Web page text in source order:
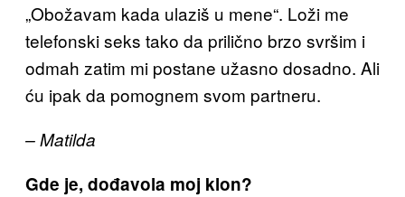
„Obožavam kada ulaziš u mene“. Loži me
telefonski seks tako da prilično brzo svršim i
odmah zatim mi postane užasno dosadno. Ali
ću ipak da pomognem svom partneru.
– Matilda
Gde je, dođavola moj klon?